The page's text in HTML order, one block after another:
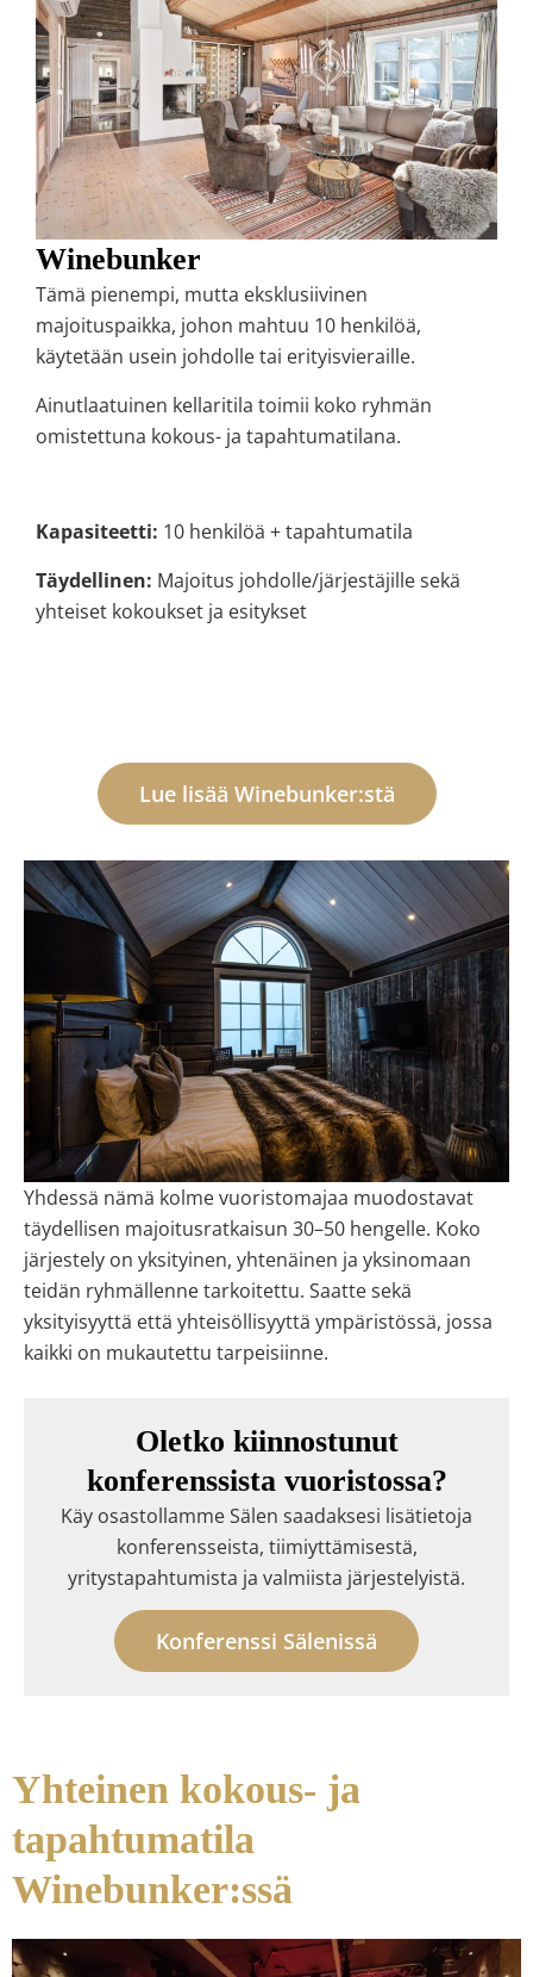
Winebunker
Tämä pienempi, mutta eksklusiivinen
majoituspaikka, johon mahtuu 10 henkilöä,
käytetään usein johdolle tai erityisvieraille.
Ainutlaatuinen kellaritila toimii koko ryhmän
omistettuna kokous- ja tapahtumatilana.
Kapasiteetti: 10 henkilöä + tapahtumatila
Täydellinen: Majoitus johdolle/järjestäjille sekä
yhteiset kokoukset ja esitykset
Lue lisää Winebunker:stä
Yhdessä nämä kolme vuoristomajaa muodostavat
täydellisen majoitusratkaisun 30–50 hengelle. Koko
järjestely on yksityinen, yhtenäinen ja yksinomaan
teidän ryhmällenne tarkoitettu. Saatte sekä
yksityisyyttä että yhteisöllisyyttä ympäristössä, jossa
kaikki on mukautettu tarpeisiinne.
Oletko kiinnostunut
konferenssista vuoristossa?
Käy osastollamme Sälen saadaksesi lisätietoja
konferensseista, tiimiyttämisestä,
yritystapahtumista ja valmiista järjestelyistä.
Konferenssi Sälenissä
Yhteinen kokous- ja
tapahtumatila
Winebunker:ssä